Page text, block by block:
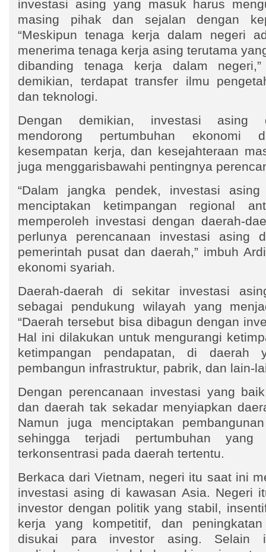
investasi asing yang masuk harus
masing pihak dan sejalan dengan
“Meskipun tenaga kerja dalam negeri
menerima tenaga kerja asing terutama
dibanding tenaga kerja dalam
demikian, terdapat transfer ilmu
dan teknologi.
Dengan demikian, investasi asing
mendorong pertumbuhan ekonomi
kesempatan kerja, dan kesejahteraan
juga menggarisbawahi pentingnya
“Dalam jangka pendek, investasi
menciptakan ketimpangan regional
memperoleh investasi dengan daerah-
perlunya perencanaan investasi asing
pemerintah pusat dan daerah,” imbuh
ekonomi syariah.
Daerah-daerah di sekitar investasi
sebagai pendukung wilayah yang
“Daerah tersebut bisa dibagun dengan
Hal ini dilakukan untuk mengurangi
ketimpangan pendapatan, di daerah
pembangun infrastruktur, pabrik, dan lain-
Dengan perencanaan investasi yang
dan daerah tak sekadar menyiapkan
Namun juga menciptakan
sehingga terjadi pertumbuhan
terkonsentrasi pada daerah tertentu.
Berkaca dari Vietnam, negeri itu saat ini
investasi asing di kawasan Asia. Negeri
investor dengan politik yang stabil,
kerja yang kompetitif, dan
disukai para investor asing. Selain